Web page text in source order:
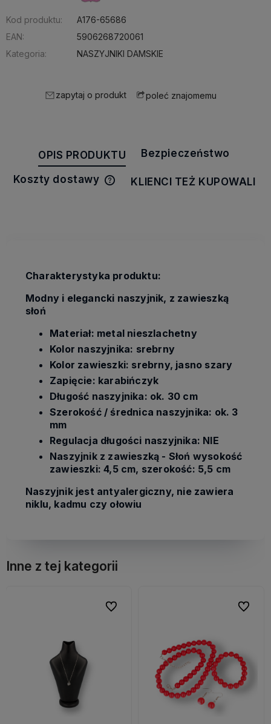
Kod produktu:
A176-65686
EAN:
5906268720061
Kategoria:
NASZYJNIKI DAMSKIE
zapytaj o produkt poleć znajomemu
OPIS PRODUKTU Bezpieczeństwo
Koszty dostawy
Cena nie zawiera ewentualnych
KLIENCI TEŻ KUPOWALI
Charakterystyka produktu:
Modny i elegancki naszyjnik, z zawieszką
słoń
Materiał: metal nieszlachetny
Kolor naszyjnika: srebrny
Kolor zawieszki: srebrny, jasno szary
Zapięcie: karabińczyk
Długość naszyjnika: ok. 30 cm
Szerokość / średnica naszyjnika: ok. 3
mm
Regulacja długości naszyjnika: NIE
Naszyjnik z zawieszką - Słoń wysokość
zawieszki: 4,5 cm, szerokość: 5,5 cm
Naszyjnik jest antyalergiczny, nie zawiera
niklu, kadmu czy ołowiu
Inne z tej kategorii
Do ulubionych
Do ulubionych Do
Do